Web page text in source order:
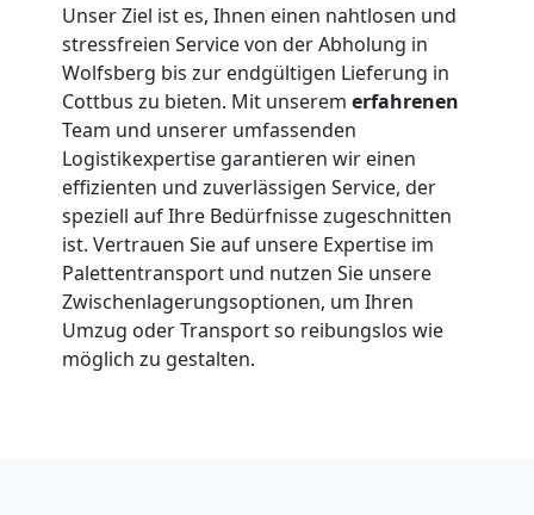
Unser Ziel ist es, Ihnen einen nahtlosen und
stressfreien Service von der Abholung in
Wolfsberg bis zur endgültigen Lieferung in
Cottbus zu bieten. Mit unserem erfahrenen
Team und unserer umfassenden
Logistikexpertise garantieren wir einen
effizienten und zuverlässigen Service, der
speziell auf Ihre Bedürfnisse zugeschnitten
ist. Vertrauen Sie auf unsere Expertise im
Palettentransport und nutzen Sie unsere
Zwischenlagerungsoptionen, um Ihren
Umzug oder Transport so reibungslos wie
möglich zu gestalten.